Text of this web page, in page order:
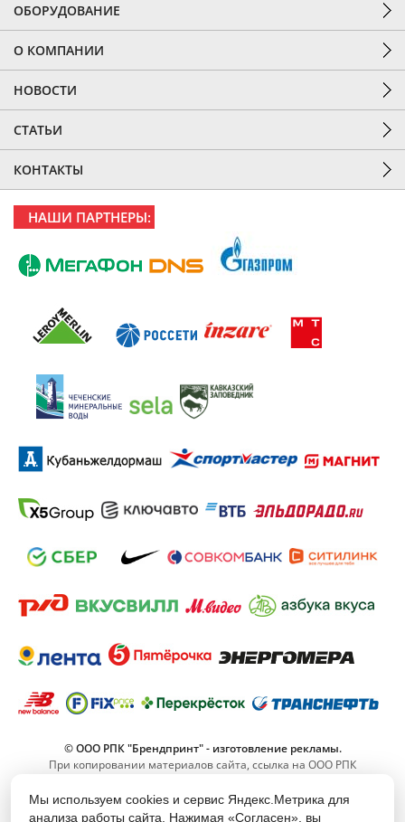
ОБОРУДОВАНИЕ
О КОМПАНИИ
НОВОСТИ
СТАТЬИ
КОНТАКТЫ
НАШИ ПАРТНЕРЫ:
© ООО РПК "Брендпринт" - изготовление рекламы.
При копировании материалов сайта, ссылка на ООО РПК
Мы используем cookies и сервис Яндекс.Метрика для
анализа работы сайта. Нажимая «Согласен», вы